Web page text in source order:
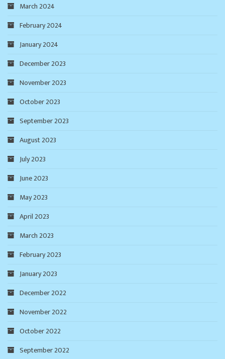
March 2024
February 2024
January 2024
December 2023
November 2023
October 2023
September 2023
August 2023
July 2023
June 2023
May 2023
April 2023
March 2023
February 2023
January 2023
December 2022
November 2022
October 2022
September 2022